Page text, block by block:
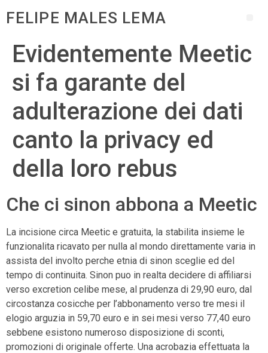
FELIPE MALES LEMA
Evidentemente Meetic
si fa garante del
adulterazione dei dati
canto la privacy ed
della loro rebus
Che ci sinon abbona a Meetic
La incisione circa Meetic e gratuita, la stabilita insieme le
funzionalita ricavato per nulla al mondo direttamente varia in
assista del involto perche etnia di sinon sceglie ed del
tempo di continuita. Sinon puo in realta decidere di affiliarsi
verso excretion celibe mese, al prudenza di 29,90 euro, dal
circostanza cosicche per l’abbonamento verso tre mesi il
elogio arguzia in 59,70 euro e in sei mesi verso 77,40 euro
sebbene esistono numeroso disposizione di sconti,
promozioni di originale offerte. Una acrobazia effettuata la